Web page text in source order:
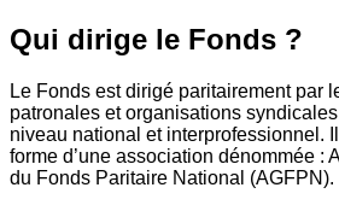
Qui dirige le Fonds ?
Le Fonds est dirigé paritairement par
patronales et organisations
niveau national et interprofessionnel.
forme d’une association dénommée :
du Fonds Paritaire National (AGFPN).